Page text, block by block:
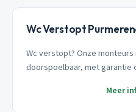
Wc Verstopt
Wc verstopt? Onze
doorspoelbaar, met
Meer